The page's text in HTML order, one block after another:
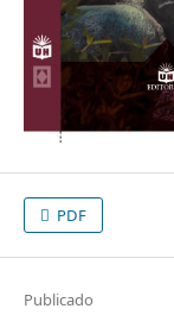
PDF
Publicado